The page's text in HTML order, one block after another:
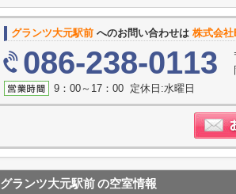
グランツ大元駅前 へのお問い合わせは 株式会
086-238-0113
9：00～17：00 定休日:水曜日
グランツ大元駅前の空室情報